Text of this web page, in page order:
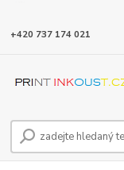
+420 737 174 021